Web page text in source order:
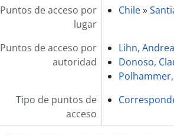
Puntos de acceso por
lugar
Chile»
Puntos de acceso por
autoridad
Lihn, Andrea
Donoso,
Tipo de puntos de
acceso